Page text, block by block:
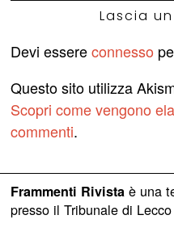
Lascia
Devi essereconnesso
Questo sito utilizza
Scopri come vengono
commenti.
Frammenti Rivistaè una
presso il Tribunale di